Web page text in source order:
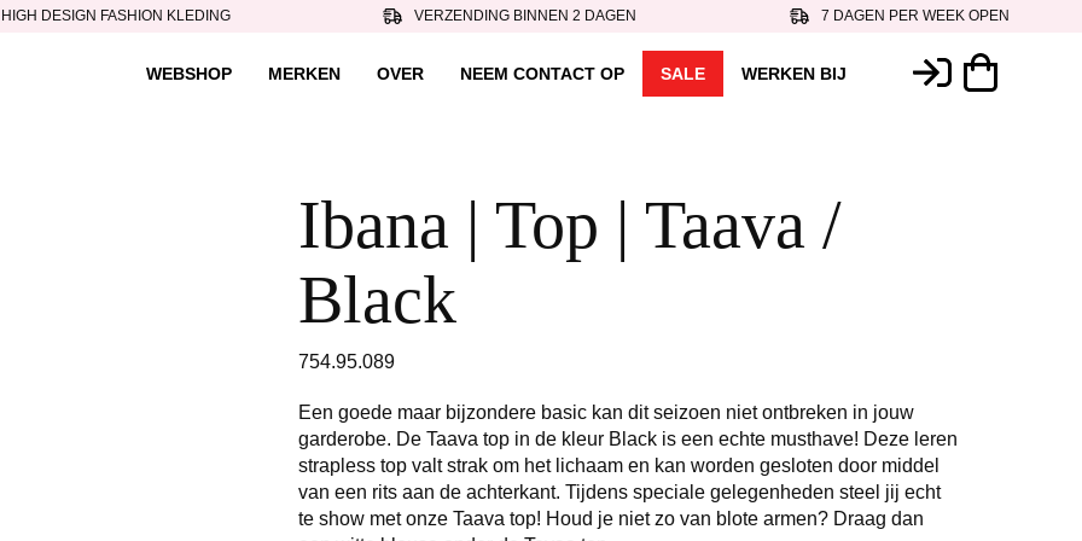
HIGH DESIGN FASHION KLEDING VERZENDING BINNEN 2 DAGEN 7 DAGEN PER WEEK OPEN
WEBSHOP MERKEN OVER NEEM CONTACT OP SALE WERKEN BIJ
Ibana | Top | Taava /
Black
754.95.089
Een goede maar bijzondere basic kan dit seizoen niet ontbreken in jouw
garderobe. De Taava top in de kleur Black is een echte musthave! Deze leren
strapless top valt strak om het lichaam en kan worden gesloten door middel
van een rits aan de achterkant. Tijdens speciale gelegenheden steel jij echt
te show met onze Taava top! Houd je niet zo van blote armen? Draag dan